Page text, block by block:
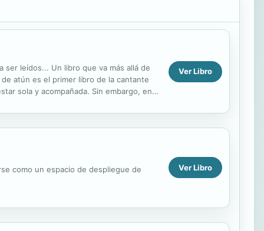
leídos... Un libro que va más allá de
atún es el primer libro de la cantante
sola y acompañada. Sin embargo, en
Ver Libro
como un espacio de despliegue de Ver Libro